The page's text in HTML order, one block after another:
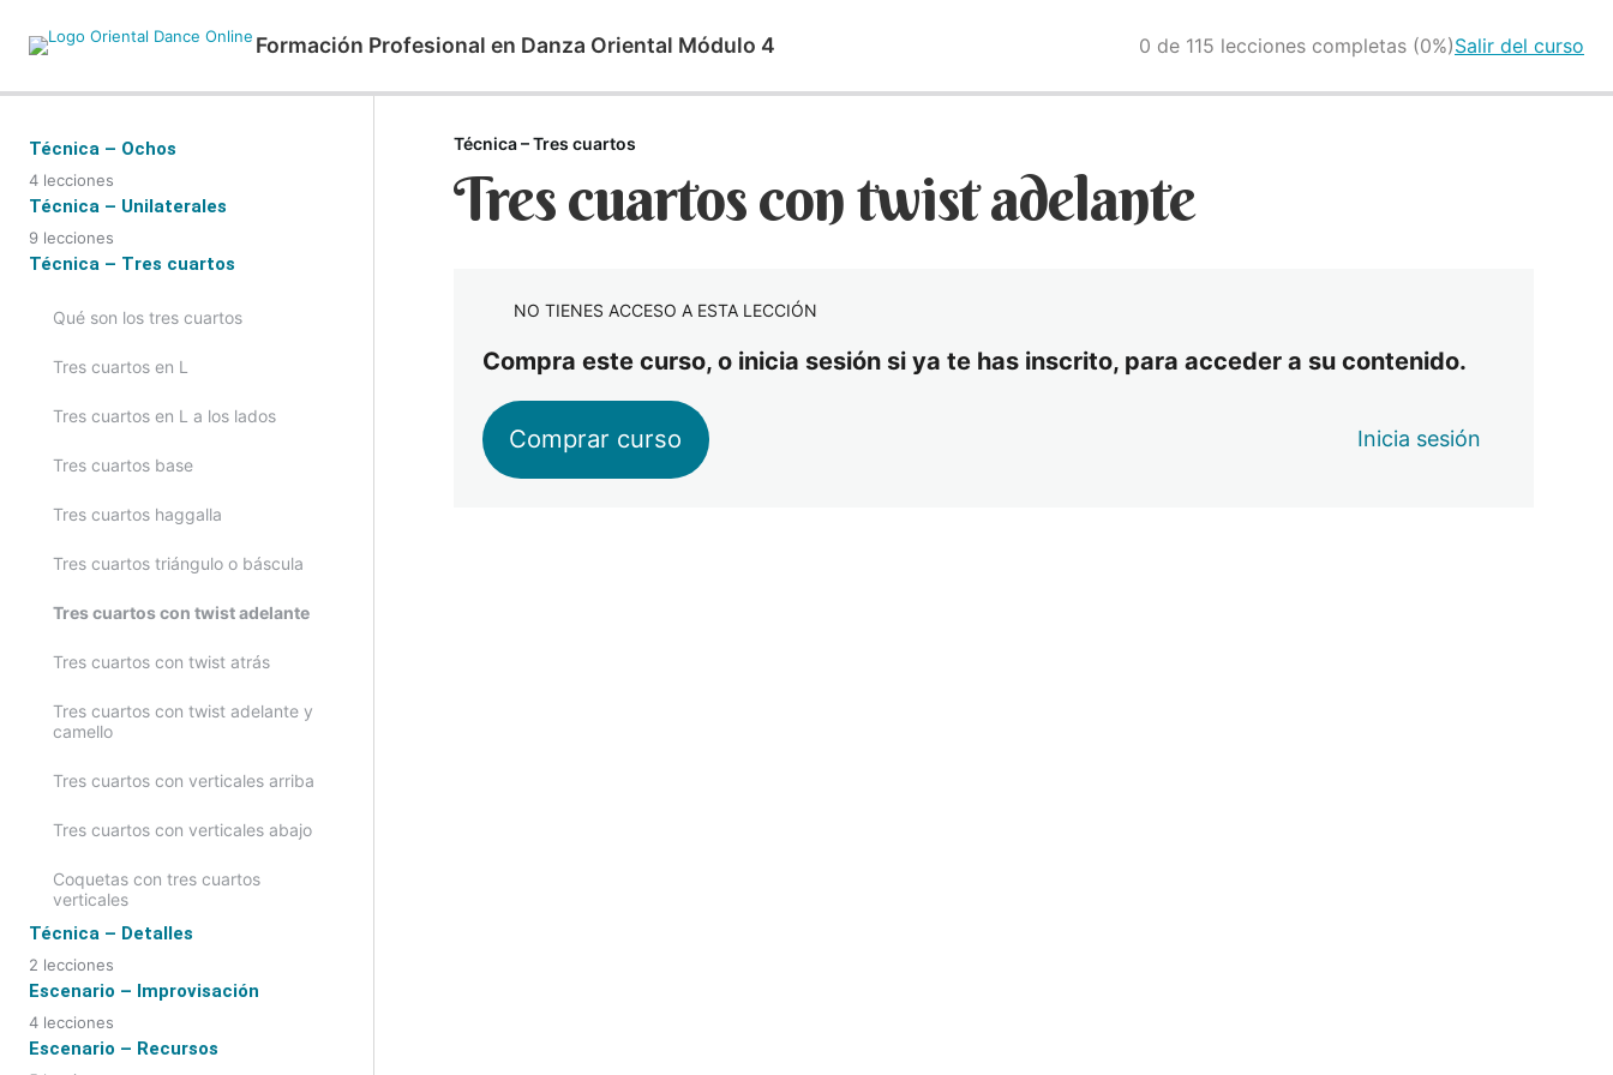
Formación Profesional en Danza Oriental Módulo 4 0 de 115 lecciones completas (0%)Salir del curso
Técnica – Ochos
Primer ocho, segundo, tercero y
Quinto ocho, sexto y séptimo
Desplazamientos primer y segundo
ocho
4 lecciones
Técnica – Unilaterales
Acentos arriba y abajo
Drop con patada
Drop con patada girando, abriendo
y cerrando
Drop con patada con el pie delante
9 lecciones
Técnica – Tres cuartos
Qué son los tres cuartos
Tres cuartos en L
Tres cuartos en L a los lados
Tres cuartos base
Tres cuartos haggalla
Tres cuartos triángulo o báscula
Tres cuartos con twist adelante
Tres cuartos con twist atrás
Tres cuartos con twist adelante y
camello
Tres cuartos con verticales arriba
Tres cuartos con verticales abajo
Coquetas con tres cuartos
verticales
Técnica – Detalles
Pies
2 lecciones
Escenario – Improvisación
Cuándo usar la improvisación
4 lecciones
Escenario – Recursos
Técnica – Tres cuartos
Tres cuartos con twist adelante
NO TIENES ACCESO A ESTA LECCIÓN
Compra este curso, o inicia sesión si ya te has inscrito, para acceder a su contenido.
Comprar curso Inicia sesión